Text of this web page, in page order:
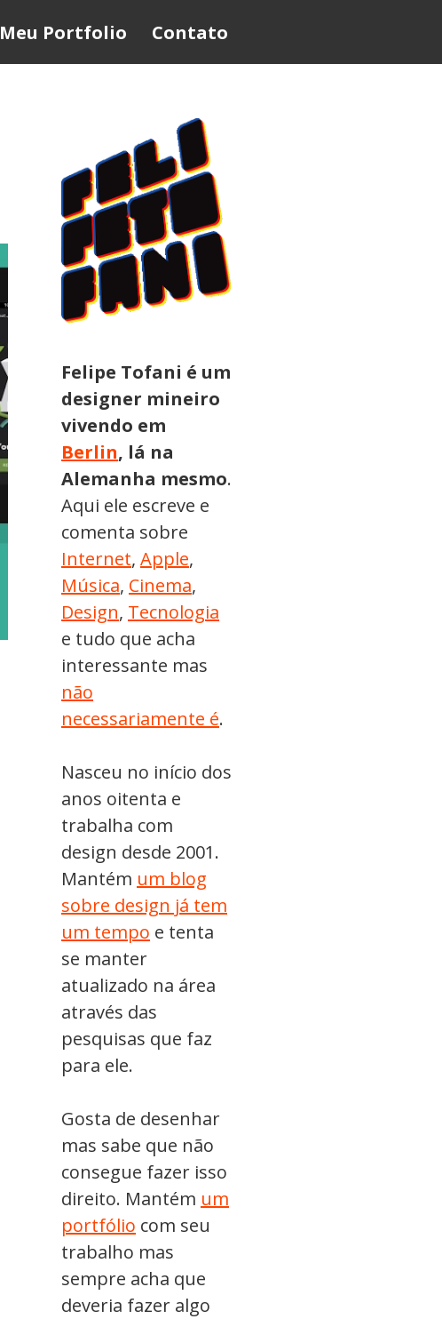
Meu Portfolio Contato
Felipe Tofani é um
designer mineiro
vivendo em
Berlin, lá na
Alemanha mesmo.
Aqui ele escreve e
comenta sobre
Internet, Apple,
Música, Cinema,
Design, Tecnologia
e tudo que acha
interessante mas
não
necessariamente é.
Nasceu no início dos
anos oitenta e
trabalha com
design desde 2001.
Mantém um blog
sobre design já tem
um tempo e tenta
se manter
atualizado na área
através das
pesquisas que faz
para ele.
Gosta de desenhar
mas sabe que não
consegue fazer isso
direito. Mantém um
portfólio com seu
trabalho mas
sempre acha que
deveria fazer algo